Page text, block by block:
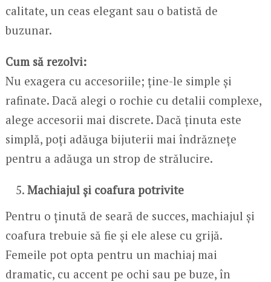
calitate, un ceas elegant sau o batistă de
buzunar.
Cum să rezolvi:
Nu exagera cu accesoriile; ține-le simple și
rafinate. Dacă alegi o rochie cu detalii complexe,
alege accesorii mai discrete. Dacă ținuta este
simplă, poți adăuga bijuterii mai îndrăznețe
pentru a adăuga un strop de strălucire.
Machiajul și coafura potrivite
Pentru o ținută de seară de succes, machiajul și
coafura trebuie să fie și ele alese cu grijă.
Femeile pot opta pentru un machiaj mai
dramatic, cu accent pe ochi sau pe buze, în